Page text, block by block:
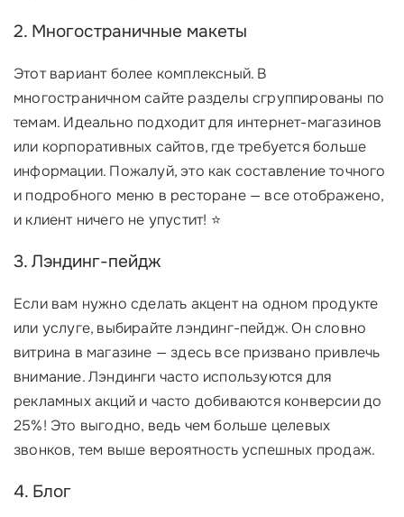
2. Многостраничные макеты
Этот вариант более комплексный. В
многостраничном сайте разделы сгруппированы по
темам. Идеально подходит для интернет-магазинов
или корпоративных сайтов, где требуется больше
информации. Пожалуй, это как составление точного
и подробного меню в ресторане — все отображено,
и клиент ничего не упустит! ⭐️
3. Лэндинг-пейдж
Если вам нужно сделать акцент на одном продукте
или услуге, выбирайте лэндинг-пейдж. Он словно
витрина в магазине — здесь все призвано привлечь
внимание. Лэндинги часто используются для
рекламных акций и часто добиваются конверсии до
25%! Это выгодно, ведь чем больше целевых
звонков, тем выше вероятность успешных продаж.
4. Блог